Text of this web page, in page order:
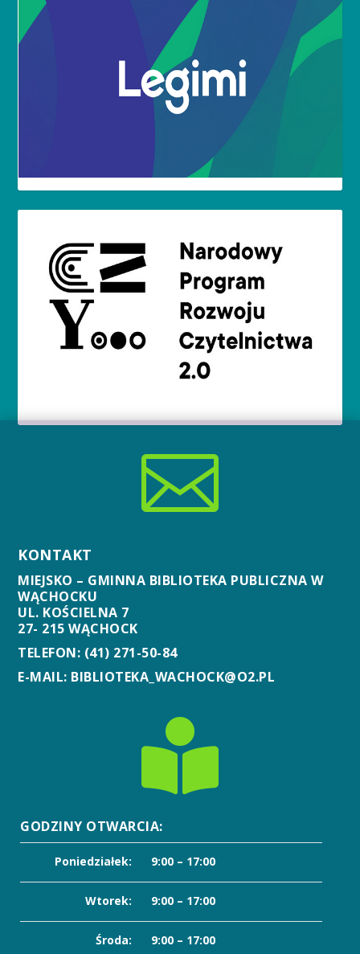

KONTAKT
MIEJSKO – GMINNA BIBLIOTEKA PUBLICZNA W
WĄCHOCKU
UL. KOŚCIELNA 7
27- 215 WĄCHOCK
TELEFON: (41) 271-50-84
E-MAIL: BIBLIOTEKA_WACHOCK@O2.PL

GODZINY OTWARCIA:
Poniedziałek: 9:00 – 17:00
Wtorek: 9:00 – 17:00
Środa: 9:00 – 17:00